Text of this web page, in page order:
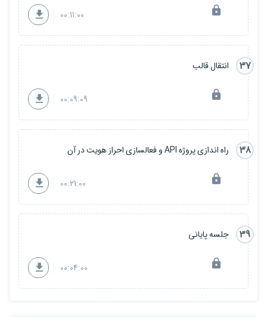
00:11:00
37 انتقال قالب
00:09:09
38 راه اندازی پروژه API و فعالسازی احراز هویت در آن
00:21:00
39 جلسه پایانی
00:04:00